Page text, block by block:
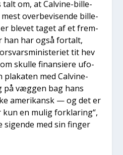
talt om, at Cal­vi­ne-bil­le­
over­be­vi­sen­de bil­le­
ble­vet taget af et frem­
han har også for­talt,
tit hev
skul­le finan­si­e­re ufo-
med Cal­vi­ne-
på væg­gen bag hans
ame­ri­kansk — og det er
kun en mulig for­kla­ring“,
sigen­de med sin fin­ger